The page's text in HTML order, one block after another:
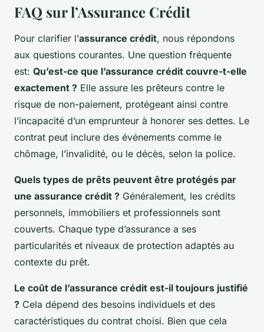
FAQ sur l’Assurance Crédit
Pour clarifier l’assurance crédit, nous répondons
aux questions courantes. Une question fréquente
est: Qu’est-ce que l’assurance crédit couvre-t-elle
exactement ? Elle assure les prêteurs contre le
risque de non-paiement, protégeant ainsi contre
l’incapacité d’un emprunteur à honorer ses dettes. Le
contrat peut inclure des événements comme le
chômage, l’invalidité, ou le décès, selon la police.
Quels types de prêts peuvent être protégés par
une assurance crédit ? Généralement, les crédits
personnels, immobiliers et professionnels sont
couverts. Chaque type d’assurance a ses
particularités et niveaux de protection adaptés au
contexte du prêt.
Le coût de l’assurance crédit est-il toujours justifié
? Cela dépend des besoins individuels et des
caractéristiques du contrat choisi. Bien que cela